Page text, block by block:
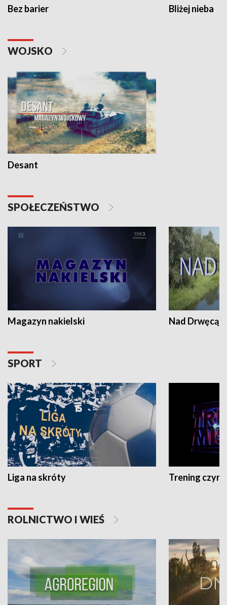
Bez barier Bliżej nieba
WOJSKO
Desant
SPOŁECZEŃSTWO
Magazyn nakielski Nad Drwęcą
SPORT
Liga na skróty Trening czyni
ROLNICTWO I WIEŚ